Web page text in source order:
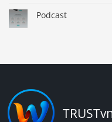
Podcast